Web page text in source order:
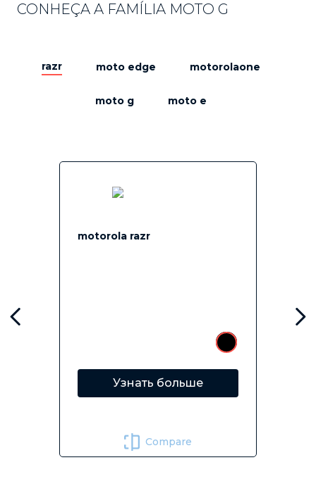
CONHEÇA A FAMÍLIA MOTO G
razr moto edge motorolaone
moto g moto e
Узнать больше
motorola razr
Compare